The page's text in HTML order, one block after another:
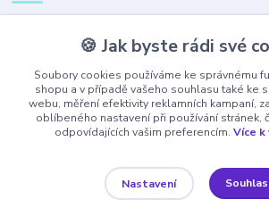
+420 777 323 641
(Po-Pá, 8-16 hod.)
obchod@ajaxshop.cz
🍪 Jak byste rádi své
Soubory cookies používáme ke správnému
shopu a v případě vašeho souhlasu také ke
webu, měření efektivity reklamních kampaní,
oblíbeného nastavení při používání stránek,
odpovídajících vašim preferencím. Více k
Nastavení